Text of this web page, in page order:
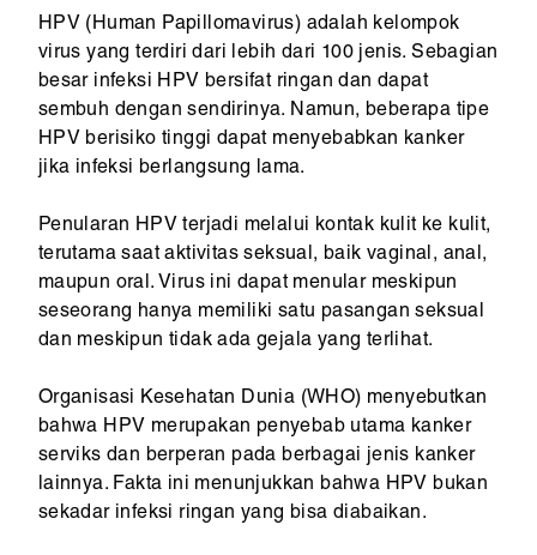
HPV (Human Papillomavirus) adalah kelompok
virus yang terdiri dari lebih dari 100 jenis. Sebagian
besar infeksi HPV bersifat ringan dan dapat
sembuh dengan sendirinya. Namun, beberapa tipe
HPV berisiko tinggi dapat menyebabkan kanker
jika infeksi berlangsung lama.
Penularan HPV terjadi melalui kontak kulit ke kulit,
terutama saat aktivitas seksual, baik vaginal, anal,
maupun oral. Virus ini dapat menular meskipun
seseorang hanya memiliki satu pasangan seksual
dan meskipun tidak ada gejala yang terlihat.
Organisasi Kesehatan Dunia (WHO) menyebutkan
bahwa HPV merupakan penyebab utama kanker
serviks dan berperan pada berbagai jenis kanker
lainnya. Fakta ini menunjukkan bahwa HPV bukan
sekadar infeksi ringan yang bisa diabaikan.